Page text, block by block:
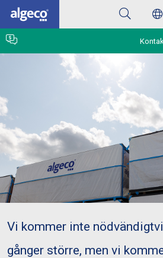
Hoppa
huvudinnehåll
Vi kommer inte
gånger större, men vi